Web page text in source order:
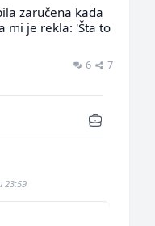
zaručena kada
mi je rekla: 'Šta to
6 7
23:59